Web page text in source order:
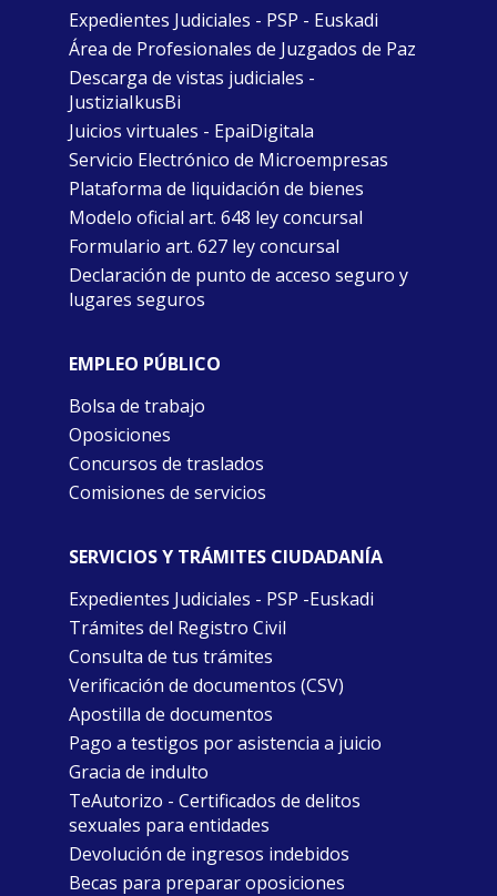
Expedientes Judiciales - PSP - Euskadi
Área de Profesionales de Juzgados de Paz
Descarga de vistas judiciales -
JustiziaIkusBi
Juicios virtuales - EpaiDigitala
Servicio Electrónico de Microempresas
Plataforma de liquidación de bienes
Modelo oficial art. 648 ley concursal
Formulario art. 627 ley concursal
Declaración de punto de acceso seguro y
lugares seguros
EMPLEO PÚBLICO
Bolsa de trabajo
Oposiciones
Concursos de traslados
Comisiones de servicios
SERVICIOS Y TRÁMITES CIUDADANÍA
Expedientes Judiciales - PSP -Euskadi
Trámites del Registro Civil
Consulta de tus trámites
Verificación de documentos (CSV)
Apostilla de documentos
Pago a testigos por asistencia a juicio
Gracia de indulto
TeAutorizo - Certificados de delitos
sexuales para entidades
Devolución de ingresos indebidos
Becas para preparar oposiciones